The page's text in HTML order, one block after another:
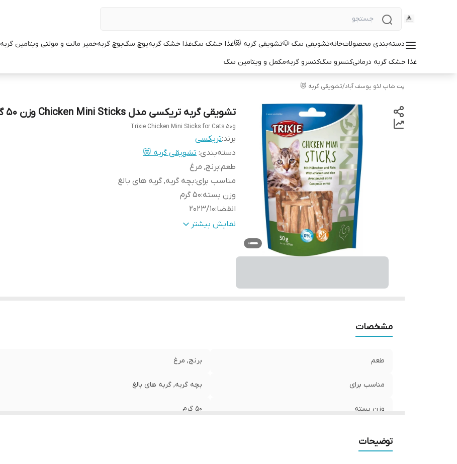
دسته‌بندی محصولاتخانهتشویقی سگ 🐶تشویقی گربه 😻غذا خشک سگغذا خشک گربهپوچ سگپوچ گربهخمیر مالت و مولتی ویتامین گربه
غذا خشک گربه درمانیکنسرو سگکنسرو گربهمکمل و ویتامین سگ
پت شاپ لئو یوسف آباد/تشویقی گربه 😻
تشویقی گربه تریکسی مدل Chicken Mini Sticks وزن ۵۰ گرم
Trixie Chicken Mini Sticks for Cats 50g
برند:تریکسی
دسته‌بندی: تشویقی گربه 😻
طعم:برنج, مرغ
مناسب برای:بچه گربه, گربه های بالغ
وزن بسته:50 گرم
انقضا:
2023/10
کد کالا :
42708
نمایش بیشتر
مشخصات
طعم برنج, مرغ
مناسب برای بچه گربه, گربه های بالغ
وزن بسته 50 گرم
توضیحات